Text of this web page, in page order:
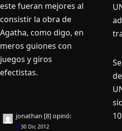
este fueran mejores al
consistir la obra de
Agatha, como digo, en
meros guiones con
juegos y giros
efectistas.
jonathan [8]opinó:
# 30 Dic 2012